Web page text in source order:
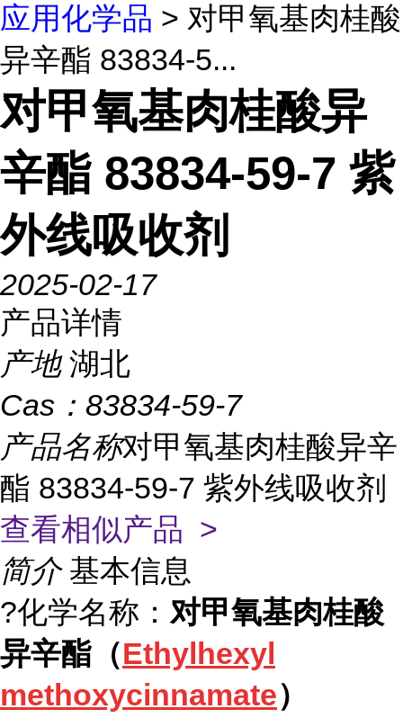
应用化学品 > 对甲氧基肉桂酸
异辛酯 83834-5...
对甲氧基肉桂酸异
辛酯 83834-59-7 紫
外线吸收剂
2025-02-17
产品详情
产地 湖北
Cas： 83834-59-7
产品名称对甲氧基肉桂酸异辛
酯 83834-59-7 紫外线吸收剂
查看相似产品 >
简介 基本信息
?化学名称： 对甲氧基肉桂酸
异辛酯（Ethylhexyl
methoxycinnamate）